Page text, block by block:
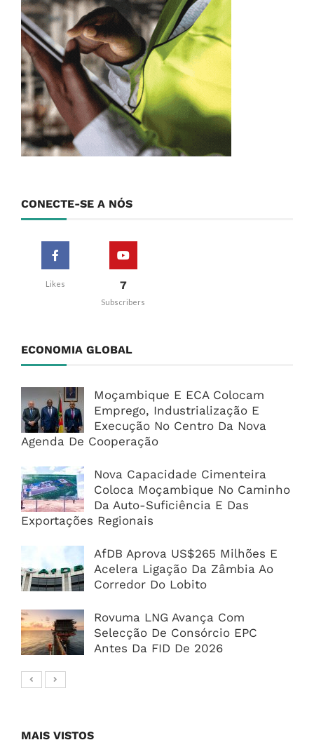
CONECTE-SE A NÓS
Likes 7
Subscribers
ECONOMIA GLOBAL
Moçambique E ECA Colocam
Emprego, Industrialização E
Execução No Centro Da Nova
Agenda De Cooperação
Nova Capacidade Cimenteira
Coloca Moçambique No Caminho
Da Auto-Suficiência E Das
Exportações Regionais
AfDB Aprova US$265 Milhões E
Acelera Ligação Da Zâmbia Ao
Corredor Do Lobito
Rovuma LNG Avança Com
Selecção De Consórcio EPC
Antes Da FID De 2026
MAIS VISTOS